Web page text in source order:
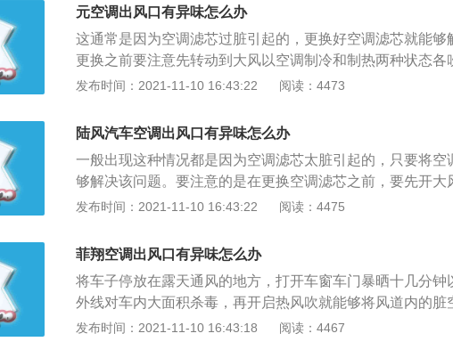
较时尚，很适合年轻消费者的需求。名爵zs搭载的发动机动
是三缸的1.0升涡轮增压发动机，另一款是四缸的1.5升自然
发动机代号是10e4e，这款发动机可以爆发出92kw的最大
牛米，采用的时候缸内直喷技术，使用的是铝合金缸盖缸体
自一体变速箱。1.5升版本发动机的代号是15s4c，最大功率
元空调出风口有异味怎么办
这通常是因为空调滤芯过脏引起的，更换好空调滤芯就能够
更换之前要注意先转动到大风以空调制冷和制热两种状态各
行更换。元是比亚迪旗下的一款紧凑型SUV，车身长度是
大灯和车标都连接起来，前格栅则是鳞片设计，而且还隐藏
下唇带有银色扰流板，有很出色的视觉效果。车尾部则带有
五条镰刀的设计样式，尾部上还标识了百公里加速只需要
力系统的组成部分是1.5L自然吸气发动机加上两台电动机，
了两台电动机，匹配的变速箱是6速DCT双离合的，能够保
发布时间：2021-11-10 16:43:22 阅读：4473
陆风汽车空调出风口有异味怎么办
一般出现这种情况都是因为空调滤芯太脏引起的，只要将空
够解决该问题。要注意的是在更换空调滤芯之前，要先开大
热吹三分钟左右再关闭以后进行关闭。空调滤芯是用来过滤
体就会通过出风口吹入到车内，影响到驾乘人员的驾乘体验
蒸发器若是滋生细菌也会导致异味产生，因为蒸发器是用来
留在里面，就会产生霉菌从而发出臭味。要避免蒸发器中残
使用汽车空调的时候，可以到即将抵达目的地之前的三分钟
开着大风量就能够吹干蒸发器上的水分，从而让蒸发器保持
发布时间：2021-11-10 16:43:22 阅读：4475
菲翔空调出风口有异味怎么办
将车子停放在露天通风的地方，打开车窗车门暴晒十几分钟
外线对车内大面积杀毒，再开启热风吹就能够将风道内的脏
消除异味。但如果是空调滤芯过脏的话，只要更换新的滤芯
发布时间：2021-11-10 16:43:18 阅读：4467